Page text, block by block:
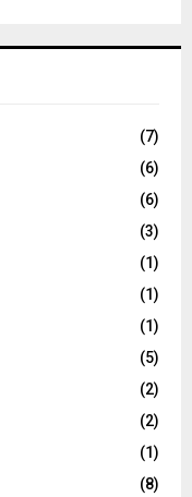
(7)
(6)
(6)
(3)
(1)
(1)
(1)
(5)
(2)
(2)
(1)
(8)